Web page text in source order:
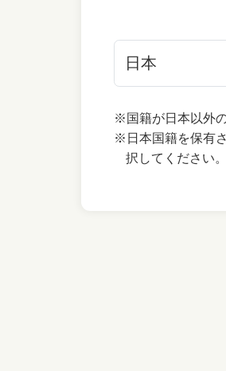
※国籍が日本以外
※日本国籍を保有
択してください。